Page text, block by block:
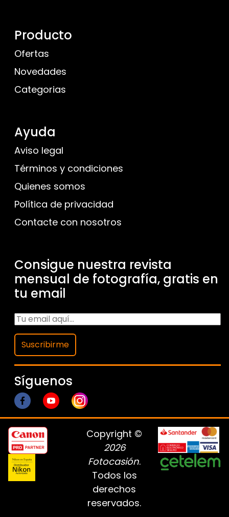
Producto
Ofertas
Novedades
Categorias
Ayuda
Aviso legal
Términos y condiciones
Quienes somos
Política de privacidad
Contacte con nosotros
Consigue nuestra revista
mensual de fotografía, gratis en
tu email
Suscribirme
Síguenos
Copyright ©
2026
Fotocasión.
Todos los
derechos
reservados.